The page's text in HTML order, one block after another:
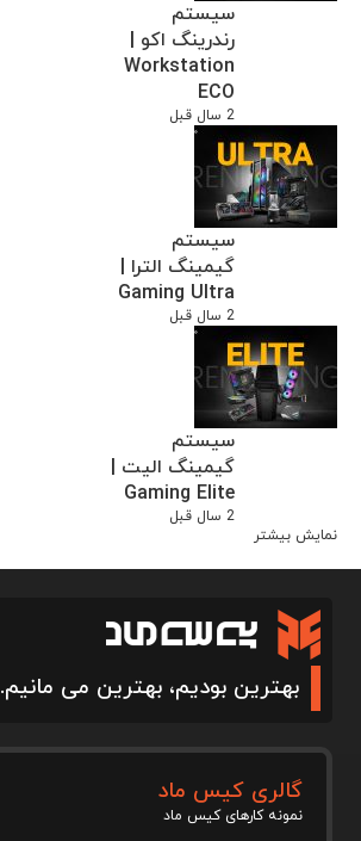
سیستم
رندرینگ اکو |
Workstation
ECO
2 سال قبل
سیستم
گیمینگ الترا |
Gaming Ultra
2 سال قبل
سیستم
گیمینگ الیت |
Gaming Elite
2 سال قبل
نمایش بیشتر
بهترین بودیم، بهترین می مانیم.
گالری کیس ماد
نمونه کارهای کیس ماد